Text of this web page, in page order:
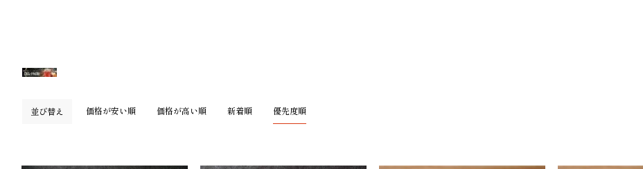
並び替え 価格が安い順 価格が高い順 新着順 優先度順